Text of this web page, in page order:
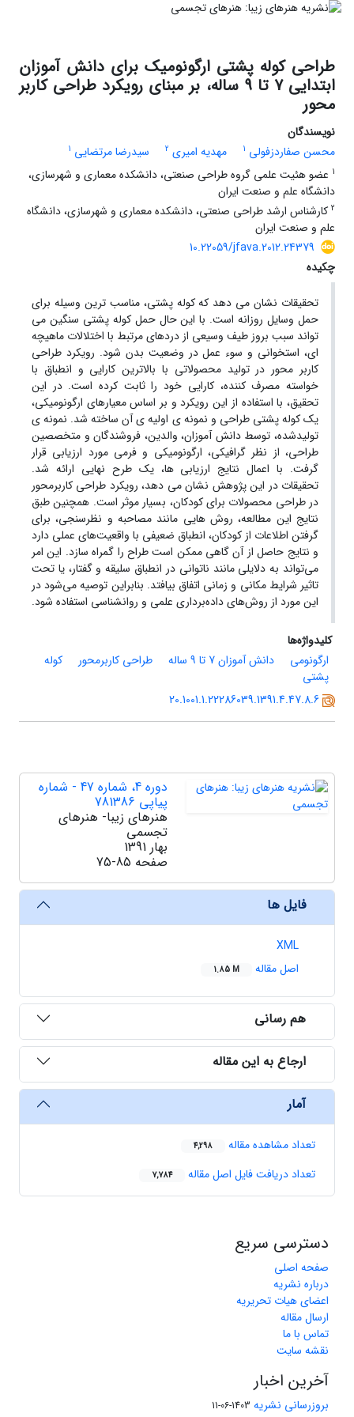
طراحی کوله پشتی ارگونومیک برای دانش آموزان
ابتدایی 7 تا 9 ساله، بر مبنای رویکرد طراحی کاربر
محور
نویسندگان
محسن صفاردزفولی 1 مهدیه امیری 2 سیدرضا مرتضایی 1
1 عضو هئیت علمی گروه طراحی صنعتی، دانشکده معماری و شهرسازی،
دانشگاه علم و صنعت ایران
2 کارشناس ارشد طراحی صنعتی، دانشکده معماری و شهرسازی، دانشگاه
علم و صنعت ایران
10.22059/jfava.2012.24379
چکیده
تحقیقات نشان می دهد که کوله پشتی، مناسب ترین وسیله برای
حمل وسایل روزانه است. با این حال حمل کوله پشتی سنگین می
تواند سبب بروز طیف وسیعی از دردهای مرتبط با اختلالات ماهیچه
ای، استخوانی و سوء عمل در وضعیت بدن شود. رویکرد طراحی
کاربر محور در تولید محصولاتی با بالاترین کارایی و انطباق با
خواسته مصرف کننده، کارایی خود را ثابت کرده است. در این
تحقیق، با استفاده از این رویکرد و بر اساس معیارهای ارگونومیکی،
یک کوله پشتی طراحی و نمونه ی اولیه ی آن ساخته شد. نمونه ی
تولیدشده، توسط دانش آموزان، والدین، فروشندگان و متخصصین
طراحی، از نظر گرافیکی، ارگونومیکی و فرمی مورد ارزیابی قرار
گرفت. با اعمال نتایج ارزیابی ها، یک طرح نهایی ارائه شد.
تحقیقات در این پژوهش نشان می دهد، رویکرد طراحی کاربرمحور
در طراحی محصولات برای کودکان، بسیار موثر است. همچنین طبق
نتایج این مطالعه، روش هایی مانند مصاحبه و نظر‌سنجی، برای
گرفتن اطلاعات از کودکان، انطباق ضعیفی با واقعیت‌های عملی دارد
و نتایج حاصل از آن گاهی ممکن است طراح را گمراه سازد. این امر
می‌تواند به دلایلی مانند ناتوانی در انطباق سلیقه و گفتار، یا تحت
تاثیر شرایط مکانی و زمانی اتفاق بیافتد. بنابراین توصیه می‌شود در
این مورد از روش‌های داده‌برداری علمی و روانشناسی استفاده شود.
کلیدواژه‌ها
ارگونومی
دانش آموزان 7 تا 9 ساله طراحی کاربرمحور
کوله
پشتی
20.1001.1.22286039.1391.4.47.8.6
دوره 4، شماره 47 - شماره
پیاپی 781386
هنرهای زیبا- هنرهای
تجسمی
بهار 1391
صفحه 75-85
فایل ها
XML
اصل مقاله
1.85 M
هم رسانی
ارجاع به این مقاله
آمار
تعداد مشاهده مقاله 4,298
تعداد دریافت فایل اصل مقاله 7,784
دسترسی سریع
صفحه اصلی
درباره نشریه
اعضای هیات تحریریه
ارسال مقاله
تماس با ما
نقشه سایت
آخرین اخبار
بروزرسانی نشریه 1403-06-11